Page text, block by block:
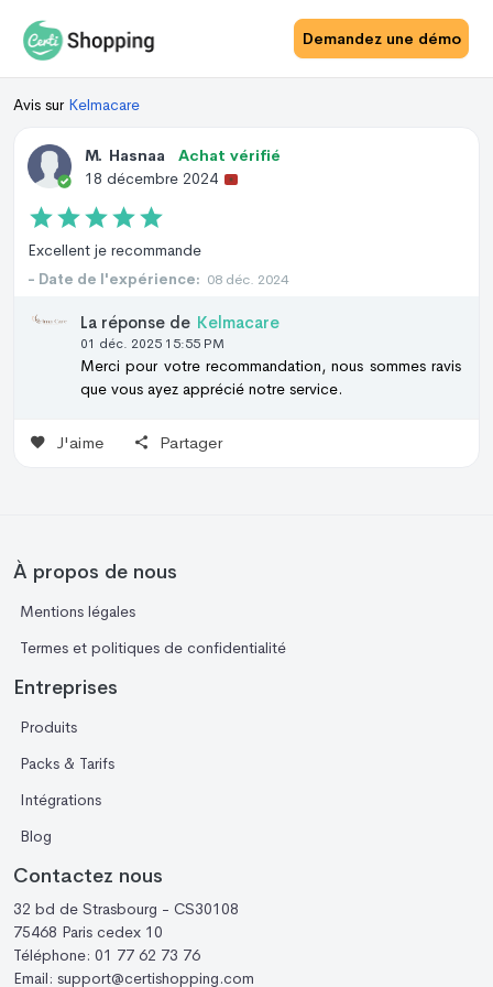
Demandez une démo
Avis sur Kelmacare
M. Hasnaa
Achat vérifié
18 décembre 2024
Excellent je recommande
- Date de l'expérience: 08 déc. 2024
La réponse de Kelmacare
01 déc. 2025 15:55 PM
Merci pour votre recommandation, nous sommes ravis
que vous ayez apprécié notre service.
J'aime Partager
À propos de nous
Mentions légales
Termes et politiques de confidentialité
Entreprises
Produits
Packs & Tarifs
Intégrations
Blog
Contactez nous
32 bd de Strasbourg - CS30108
75468 Paris cedex 10
Téléphone: 01 77 62 73 76
Email: support@certishopping.com